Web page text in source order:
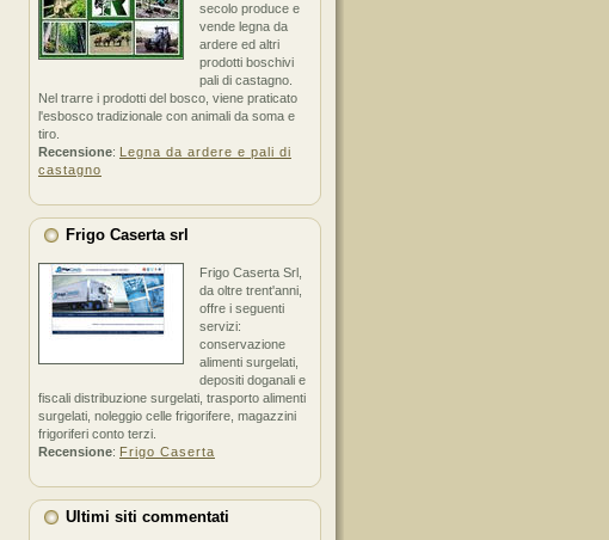
secolo produce e
vende legna da
ardere ed altri
prodotti boschivi
pali di castagno.
Nel trarre i prodotti del bosco, viene praticato
l'esbosco tradizionale con animali da soma e
tiro.
Recensione: Legna da ardere e pali di
castagno
Frigo Caserta srl
Frigo Caserta Srl,
da oltre trent'anni,
offre i seguenti
servizi:
conservazione
alimenti surgelati,
depositi doganali e
fiscali distribuzione surgelati, trasporto alimenti
surgelati, noleggio celle frigorifere, magazzini
frigoriferi conto terzi.
Recensione: Frigo Caserta
Ultimi siti commentati